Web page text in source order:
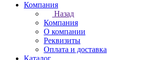
Компания
Назад
Компания
О компании
Реквизиты
Оплата и доставка
Каталог